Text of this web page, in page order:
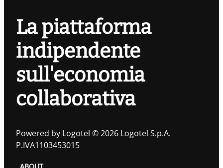
La piattaforma
indipendente
sull'economia
collaborativa
Powered by Logotel © 2026 Logotel S.p.A.
P.IVA1103453015